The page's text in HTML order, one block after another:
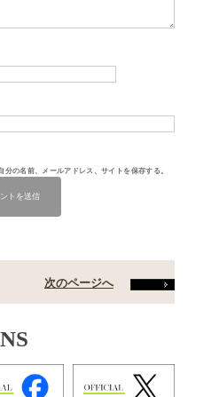
の名前、メールアドレス、サイトを保存する。
次のページへ